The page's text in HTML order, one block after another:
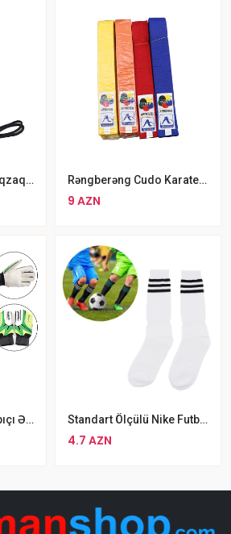
Real Madrid Mini Ruqzaq Bel Çantası Qara Rəngberəng Cudo Karate Kəməri Tekvando Kəməri 260sm
9 AZN
Reusch Waorani Qapıçı Əlcəyi Yaşıl 8 Razmer Standart Ölçülü Nike Futbol Çorabı Rengli Sade Corabları
4.7 AZN